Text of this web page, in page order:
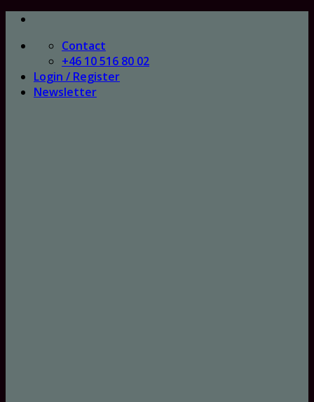
Skip
content
Contact
+46 10 516 80 02
Login / Register
Newsletter